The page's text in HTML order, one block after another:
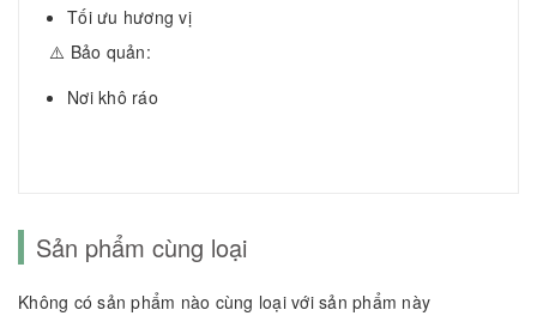
Tối ưu hương vị
⚠️ Bảo quản:
Nơi khô ráo
Sản phẩm cùng loại
Không có sản phẩm nào cùng loại với sản phẩm này